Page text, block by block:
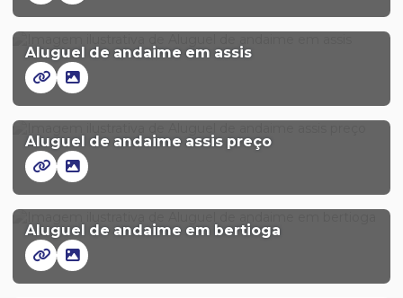
Aluguel de andaime em assis
Aluguel de andaime assis preço
Aluguel de andaime em bertioga